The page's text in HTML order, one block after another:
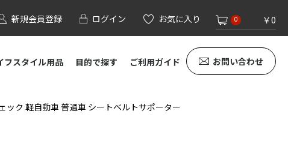
新規会員登録 ログイン お気に入り 0 ￥0
フスタイル用品 目的で探す ご利用ガイド お問い合わせ
ック 軽自動車 普通車 シートベルトサポーター